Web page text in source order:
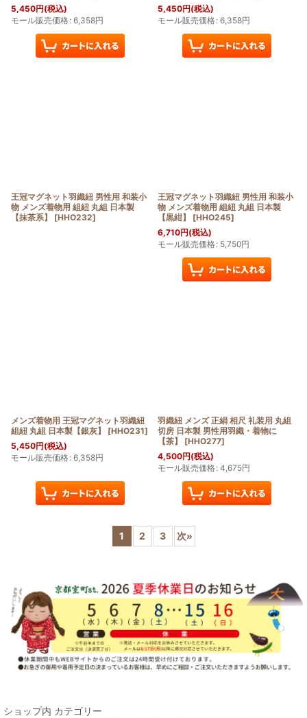
5,450円(税込)
モール販売価格: 6,358円
5,450円(税込)
モール販売価格: 6,358円
王冠マグネット羽織紐 男性用 和装小
物 メンズ着物用 組紐 丸組 日本製
【抹茶系】
[HHO232]
王冠マグネット羽織紐 男性用 和装小
物 メンズ着物用 組紐 丸組 日本製
【黒紺】
[HHO245]
6,710円(税込)
モール販売価格: 5,750円
メンズ着物用 王冠マグネット羽織紐
組紐 丸組 日本製【銀灰】
[HHO231]
5,450円(税込)
モール販売価格: 6,358円
羽織紐 メンズ 正絹 相尺 礼装用 丸組
切房 日本製 男性用羽織・着物に
【茶】
[HHO277]
4,500円(税込)
モール販売価格: 4,675円
1 2 3 次»
ショップ内 カテゴリー